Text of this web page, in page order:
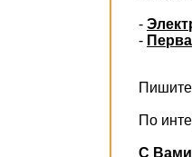
-
-
Пишите
По
С Вами